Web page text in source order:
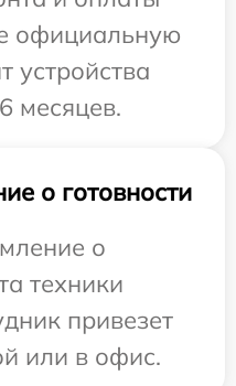
официальную
устройства
месяцев.
о готовности
о
техники
привезет
или в офис.